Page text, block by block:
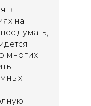
в
на
думать,
многих